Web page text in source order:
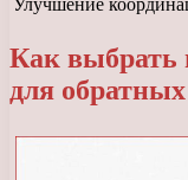
Как выбрать
для